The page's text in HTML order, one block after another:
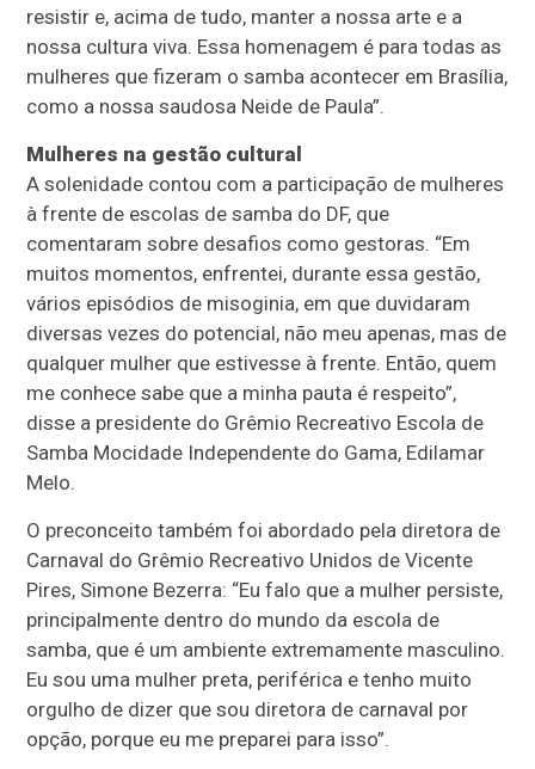
resistir e, acima de tudo, manter a nossa arte e a
nossa cultura viva. Essa homenagem é para todas as
mulheres que fizeram o samba acontecer em Brasília,
como a nossa saudosa Neide de Paula”.
Mulheres na gestão cultural
A solenidade contou com a participação de mulheres
à frente de escolas de samba do DF, que
comentaram sobre desafios como gestoras. “Em
muitos momentos, enfrentei, durante essa gestão,
vários episódios de misoginia, em que duvidaram
diversas vezes do potencial, não meu apenas, mas de
qualquer mulher que estivesse à frente. Então, quem
me conhece sabe que a minha pauta é respeito”,
disse a presidente do Grêmio Recreativo Escola de
Samba Mocidade Independente do Gama, Edilamar
Melo.
O preconceito também foi abordado pela diretora de
Carnaval do Grêmio Recreativo Unidos de Vicente
Pires, Simone Bezerra: “Eu falo que a mulher persiste,
principalmente dentro do mundo da escola de
samba, que é um ambiente extremamente masculino.
Eu sou uma mulher preta, periférica e tenho muito
orgulho de dizer que sou diretora de carnaval por
opção, porque eu me preparei para isso”.